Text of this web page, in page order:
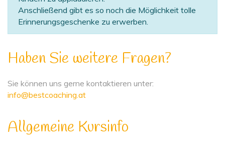
Anschließend gibt es so noch die Möglichkeit tolle
Erinnerungsgeschenke zu erwerben.
Haben Sie weitere Fragen?
Sie können uns gerne kontaktieren unter:
info@bestcoaching.at
Allgemeine Kursinfo